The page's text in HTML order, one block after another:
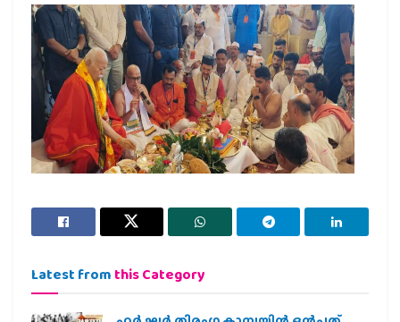
Latest from this Category